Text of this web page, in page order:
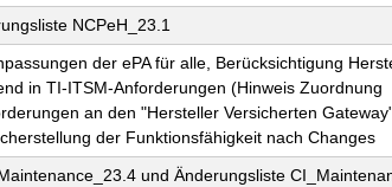
NCPeH_23.1
der ePA für alle, Berücksichtigung
in TI-ITSM-Anforderungen (Hinweis Zuordnung
an den "Hersteller Versicherten
der Funktionsfähigkeit nach Changes
und Änderungsliste